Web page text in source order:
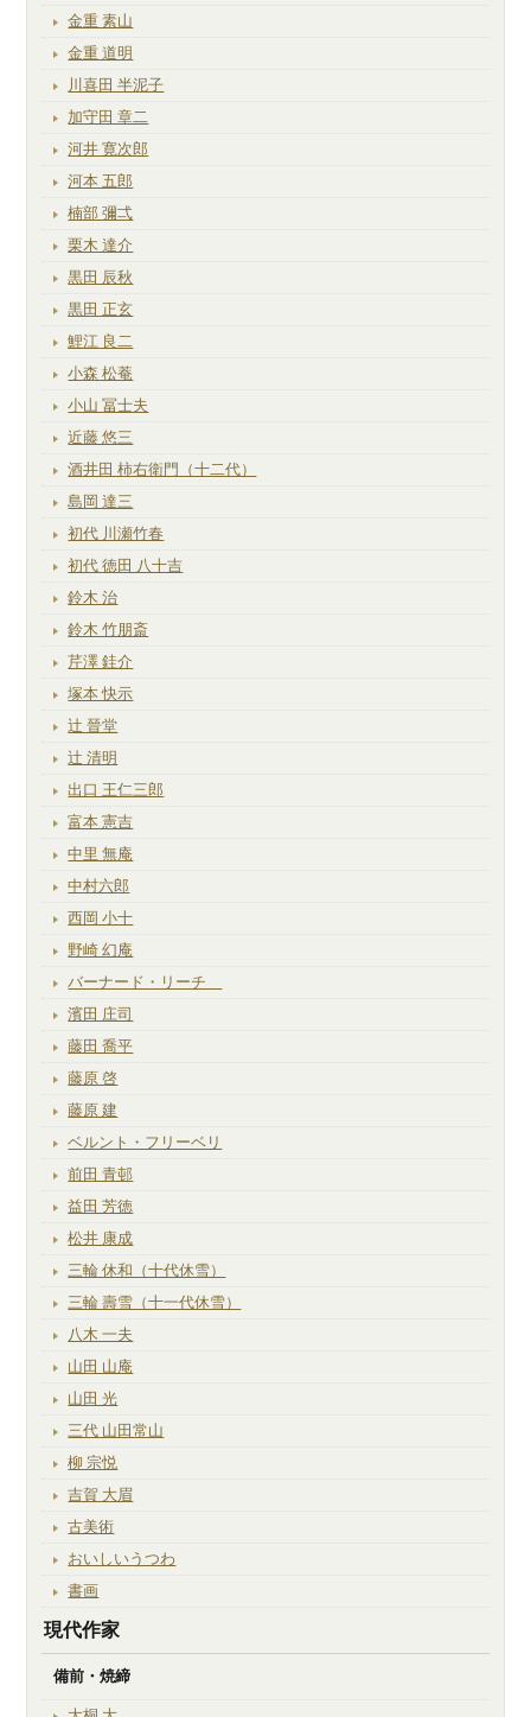
金重 素山
金重 道明
川喜田 半泥子
加守田 章二
河井 寛次郎
河本 五郎
楠部 彌弌
栗木 達介
黒田 辰秋
黒田 正玄
鯉江 良二
小森 松菴
小山 冨士夫
近藤 悠三
酒井田 柿右衛門（十二代）
島岡 達三
初代 川瀬竹春
初代 徳田 八十吉
鈴木 治
鈴木 竹朋斎
芹澤 銈介
塚本 快示
辻 晉堂
辻 清明
出口 王仁三郎
富本 憲吉
中里 無庵
中村六郎
西岡 小十
野崎 幻庵
バーナード・リーチ
濱田 庄司
藤田 喬平
藤原 啓
藤原 建
ベルント・フリーベリ
前田 青邨
益田 芳徳
松井 康成
三輪 休和（十代休雪）
三輪 壽雪（十一代休雪）
八木 一夫
山田 山庵
山田 光
三代 山田常山
柳 宗悦
吉賀 大眉
古美術
おいしいうつわ
書画
現代作家
備前・焼締